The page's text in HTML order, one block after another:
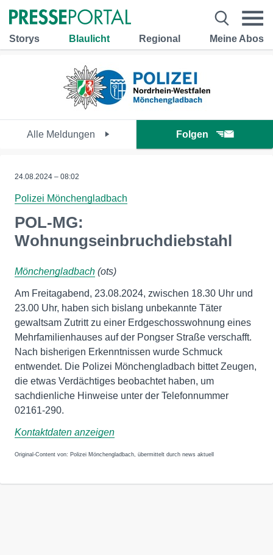
Storys Blaulicht Regional Meine Abos
Alle Meldungen Folgen
24.08.2024 – 08:02
Polizei Mönchengladbach
POL-MG:
Wohnungseinbruchdiebstahl
Mönchengladbach (ots)
Am Freitagabend, 23.08.2024, zwischen 18.30 Uhr und
23.00 Uhr, haben sich bislang unbekannte Täter
gewaltsam Zutritt zu einer Erdgeschosswohnung eines
Mehrfamilienhauses auf der Pongser Straße verschafft.
Nach bisherigen Erkenntnissen wurde Schmuck
entwendet. Die Polizei Mönchengladbach bittet Zeugen,
die etwas Verdächtiges beobachtet haben, um
sachdienliche Hinweise unter der Telefonnummer
02161-290.
Kontaktdaten anzeigen
Original-Content von: Polizei Mönchengladbach, übermittelt durch news aktuell